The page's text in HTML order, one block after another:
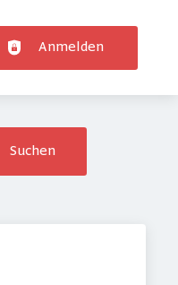
Anmelden
Suchen